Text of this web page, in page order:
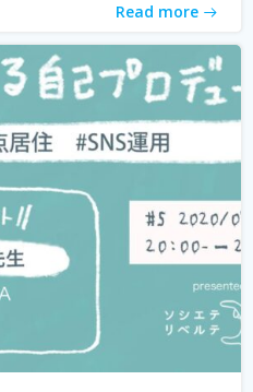
Read more
ライン化が加速化すること
も、不便に感じなくなって
が好きな仕事ってあるの？そ